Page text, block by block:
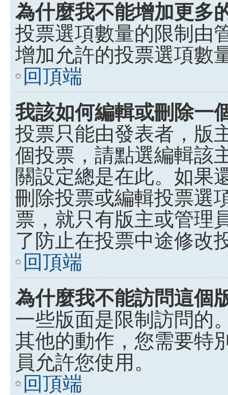
為什麼我不能增加更多
投票選項數量的限制由
增加允許的投票選項數
回頂端
我該如何編輯或刪除一
投票只能由發表者，版
個投票，請點選編輯該
關設定總是在此。如果
刪除投票或編輯投票選
票，就只有版主或管理
了防止在投票中途修改
回頂端
為什麼我不能訪問這個
一些版面是限制訪問的
其他的動作，您需要特
員允許您使用。
回頂端